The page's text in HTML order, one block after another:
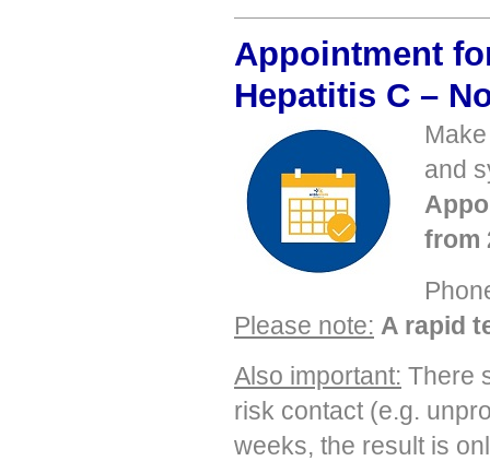
Appointment
Hepatitis C –
and
from
Please note: A rapid
Also important: There
risk contact (e.g.
weeks, the result is